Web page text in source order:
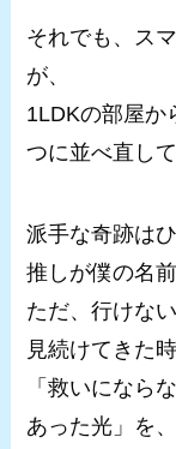
それでも、ス
が、
1LDKの部屋か
つに並べ直して
派手な奇跡は
推しが僕の名
ただ、行けな
見続けてきた
「救いになら
あった光」を